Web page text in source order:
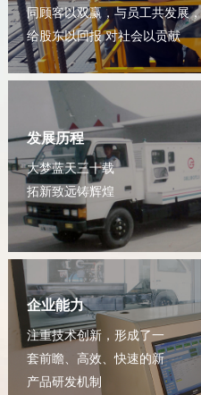
同顾客以双赢，与员工共发展，
给股东以回报 对社会以贡献
发展历程
大梦蓝天三十载
拓新致远铸辉煌
企业能力
注重技术创新，形成了一
套前瞻、高效、快速的新
产品研发机制